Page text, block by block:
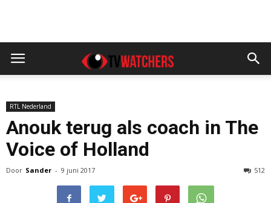
RTL Nederland
Anouk terug als coach in The
Voice of Holland
Door Sander - 9 juni 2017 512